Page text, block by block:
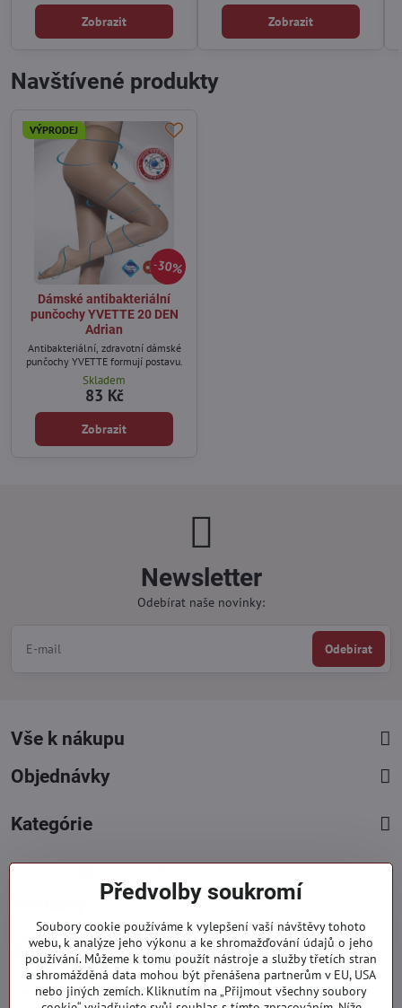
Zobrazit Zobrazit
Navštívené produkty
30%
VÝPRODEJ
Dámské antibakteriální
punčochy YVETTE 20 DEN
Adrian
Antibakteriální, zdravotní dámské
punčochy YVETTE formují postavu.
Skladem
83 Kč
Zobrazit
Newsletter
Odebírat naše novinky:
Odebírat
Vše k nákupu
Objednávky
Kategórie
+421 919 060 751
Pondělí - Pátek : 09:00 - 15:00 hod.
info​@everlady​.eu
Non stop ( 24/7 )
Předvolby soukromí
Soubory cookie používáme k vylepšení vaší návštěvy tohoto
webu, k analýze jeho výkonu a ke shromažďování údajů o jeho
používání. Můžeme k tomu použít nástroje a služby třetích stran
a shromážděná data mohou být přenášena partnerům v EU, USA
nebo jiných zemích. Kliknutím na „Přijmout všechny soubory